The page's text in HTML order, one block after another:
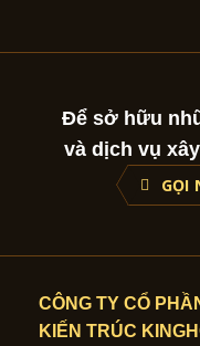
Để sở hữu
và dịch vụ
GỌI
CÔNG TY CỔ
KIẾN TRÚC